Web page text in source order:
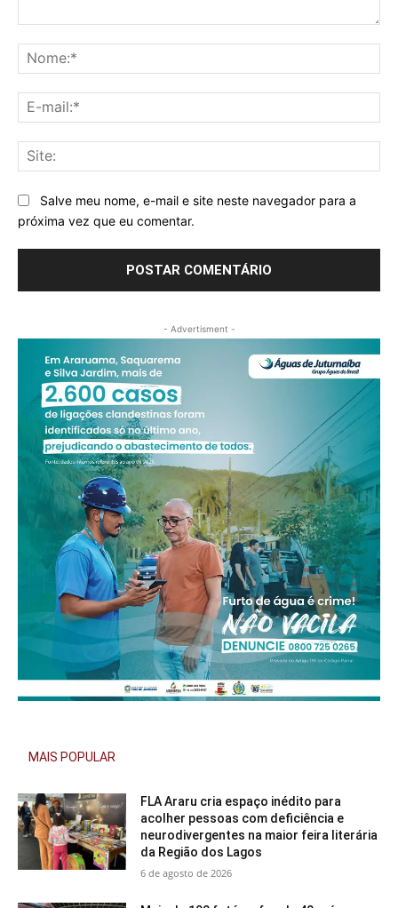
Salve meu nome, e-mail e site neste navegador para a
próxima vez que eu comentar.
- Advertisment -
MAIS POPULAR
FLA Araru cria espaço inédito para
acolher pessoas com deficiência e
neurodivergentes na maior feira literária
da Região dos Lagos
6 de agosto de 2026